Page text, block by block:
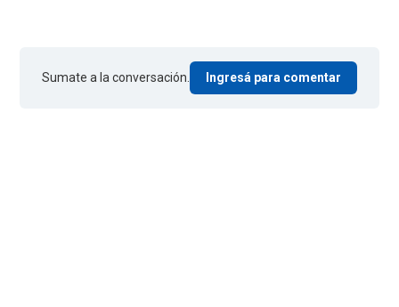
Sumate a la conversación. Ingresá para comentar